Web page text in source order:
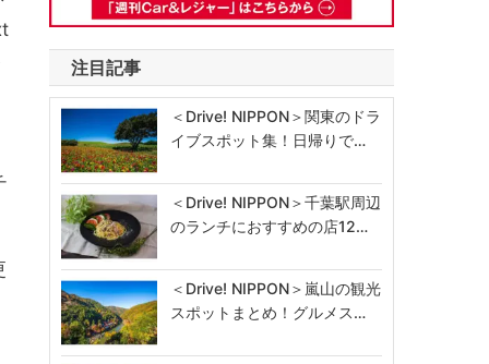
注目記事
＜Drive! NIPPON＞関東のドラ
イブスポット集！日帰りで…
＜Drive! NIPPON＞千葉駅周辺
のランチにおすすめの店12…
＜Drive! NIPPON＞嵐山の観光
スポットまとめ！グルメス…